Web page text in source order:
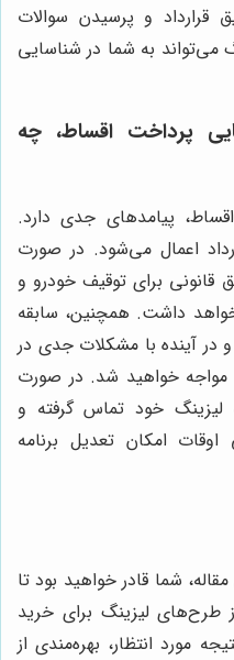
و پرسیدن سوالات
می‌تواند به شما در شناسایی
پرداخت اقساط، چه
پیامدهای جدی دارد.
اعمال می‌شود. در صورت
قانونی برای توقیف خودرو و
داشت. همچنین، سابقه
در آینده با مشکلات جدی در
مواجه خواهید شد. در صورت
لیزینگ خود تماس گرفته و
امکان تعدیل برنامه
شما قادر خواهید بود تا
طرح‌های لیزینگ برای خرید
مورد انتظار، بهره‌مندی از